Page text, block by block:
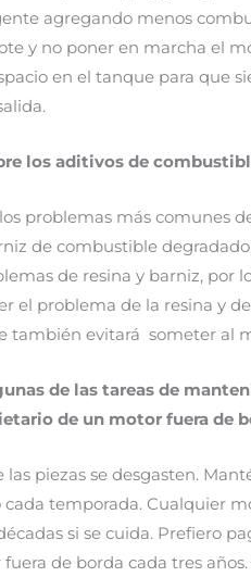
agregando menos
y no poner en marcha el
en el tanque para que
los aditivos de
problemas más comunes
de combustible
de resina y barniz, por
el problema de la resina y
también evitará someter al
de las tareas de
de un motor fuera de
las piezas se desgasten.
temporada. Cualquier
si se cuida. Prefiero
de borda cada tres